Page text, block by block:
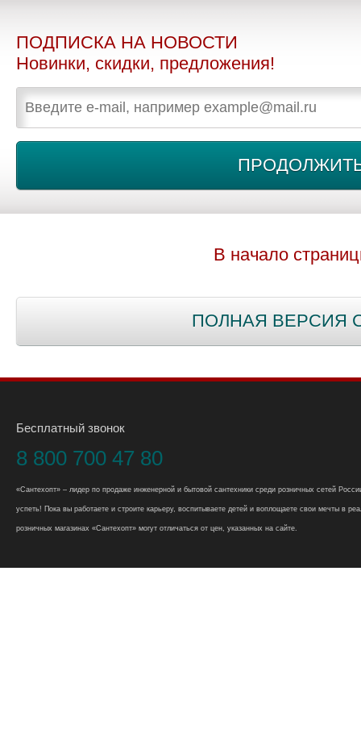
ПОДПИСКА НА НОВОСТИ
Новинки, скидки, предложения!
В начало
ПОЛНАЯ ВЕРСИЯ
Бесплатный звонок
8 800 700 47 80
«Сантехопт» – лидер по продаже инженерной и бытовой сантехники среди розничных сетей
успеть! Пока вы работаете и строите карьеру, воспитываете детей и воплощаете свои мечты в
розничных магазинах «Сантехопт» могут отличаться от цен, указанных на сайте.